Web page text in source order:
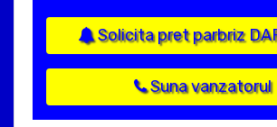
Solicita pret parbriz
Suna vanzatorul